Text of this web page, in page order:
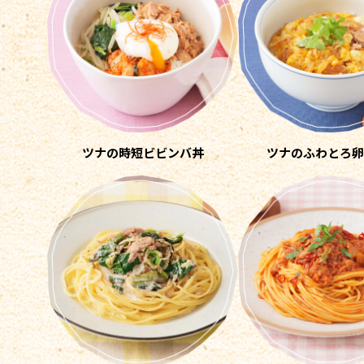
ツナの時短ビビンバ丼 ツナのふわとろ